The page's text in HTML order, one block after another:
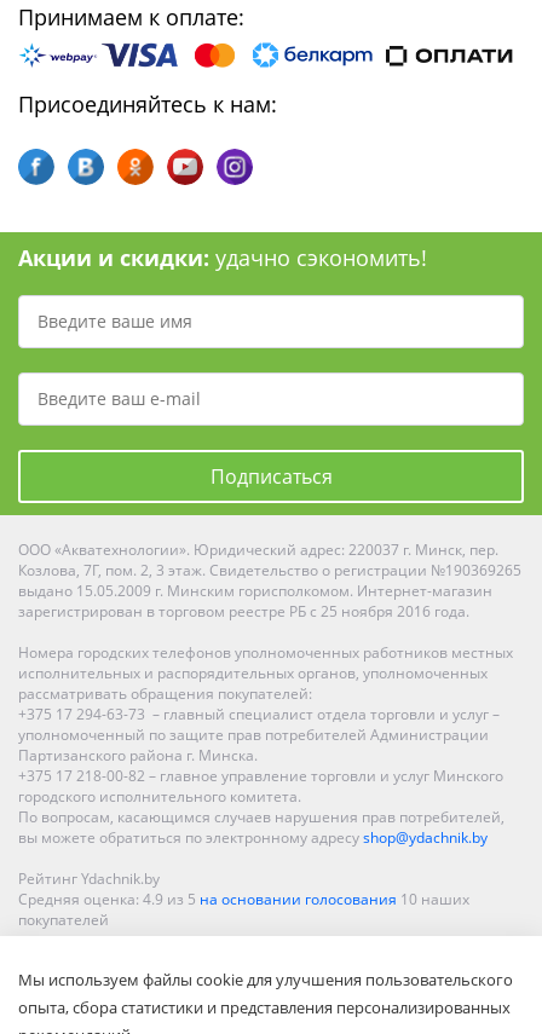
Принимаем к оплате:
Присоединяйтесь к нам:
Акции и скидки: удачно сэкономить!
Подписаться
ООО «Акватехнологии». Юридический адрес: 220037 г. Минск, пер.
Козлова, 7Г, пом. 2, 3 этаж. Свидетельство о регистрации №190369265
выдано 15.05.2009 г. Минским горисполкомом. Интернет-магазин
зарегистрирован в торговом реестре РБ с 25 ноября 2016 года.
Номера городских телефонов уполномоченных работников местных
исполнительных и распорядительных органов, уполномоченных
рассматривать обращения покупателей:
+375 17 294-63-73 – главный специалист отдела торговли и услуг –
уполномоченный по защите прав потребителей Администрации
Партизанского района г. Минска.
+375 17 218-00-82 – главное управление торговли и услуг Минского
городского исполнительного комитета.
По вопросам, касающимся случаев нарушения прав потребителей,
вы можете обратиться по электронному адресуshop@ydachnik.by
Рейтинг Ydachnik.by
Средняя оценка: 4.9 из 5 на основании голосования 10 наших
покупателей
Гродно, Могилеве, Бобруйске, Барановичах, Молодечно,
Новополоцке, Пинске, Солигорске. При заказе в интернет-магазине
доставка осуществляется по всей Беларуси.
Мы используем файлы cookie для улучшения пользовательского
опыта, сбора статистики и представления персонализированных